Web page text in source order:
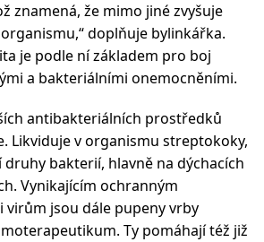
znamená, že mimo jiné zvyšuje
doplňuje bylinkářka.
je podle ní základem pro boj
a bakteriálními onemocněními.
antibakteriálních prostředků
Likviduje v organismu streptokoky,
bakterií, hlavně na dýchacích
Vynikajícím ochranným
jsou dále pupeny vrby
Ty pomáhají též již